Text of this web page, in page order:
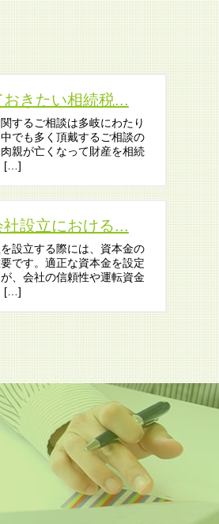
おきたい相続税...
するご相談は多岐にわたり
でも多く頂戴するご相談の
親が亡くなって財産を相続
[…]
設立における...
設立する際には、資本金の
です。適正な資本金を設定
、会社の信頼性や運転資金
[…]